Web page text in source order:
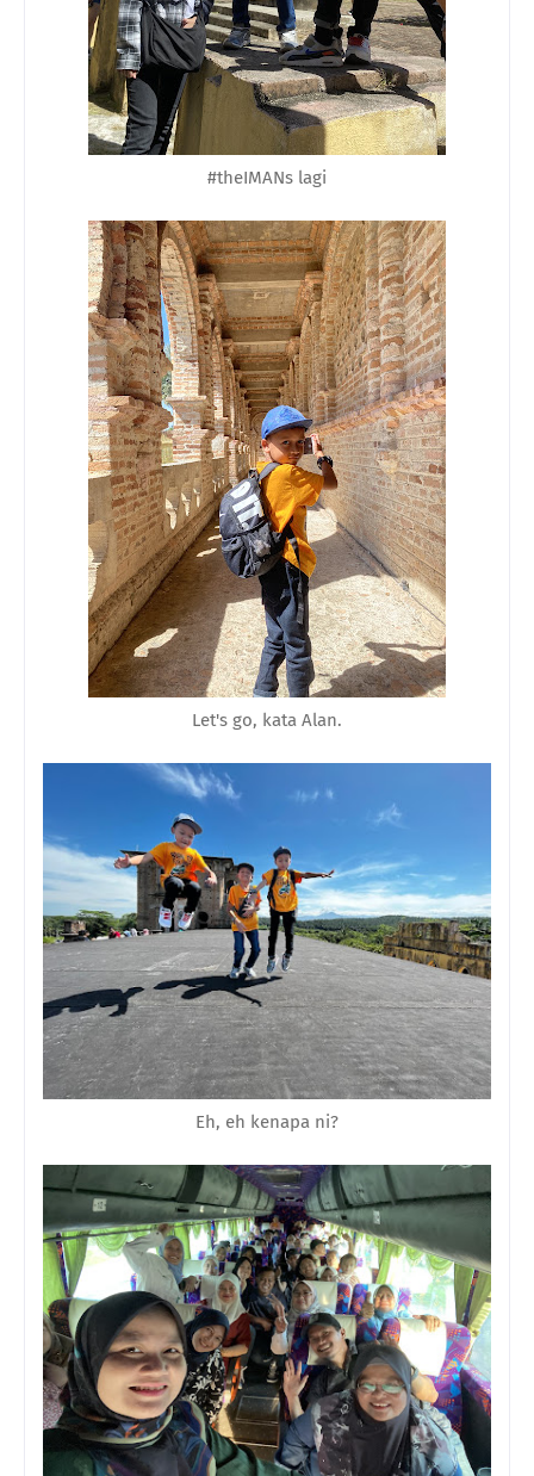
#theIMANs lagi
Let's go, kata Alan.
Eh, eh kenapa ni?